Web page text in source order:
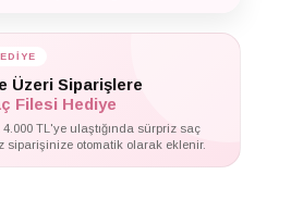
Üzeri Siparişlere
Filesi Hediye
4.000 TL'ye ulaştığında sürpriz saç
siparişinize otomatik olarak eklenir.